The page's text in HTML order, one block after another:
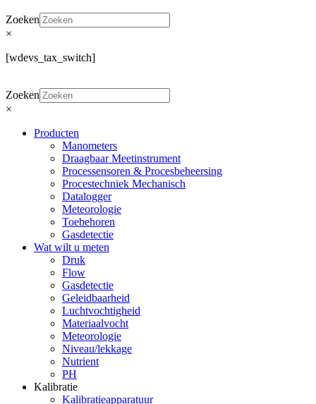
Zoeken
×
[wdevs_tax_switch]
Zoeken
×
Producten
Manometers
Draagbaar Meetinstrument
Processensoren & Procesbeheersing
Procestechniek Mechanisch
Datalogger
Meteorologie
Toebehoren
Gasdetectie
Wat wilt u meten
Druk
Flow
Gasdetectie
Geleidbaarheid
Luchtvochtigheid
Materiaalvocht
Meteorologie
Niveau/lekkage
Nutrient
PH
Kalibratie
Kalibratieapparatuur